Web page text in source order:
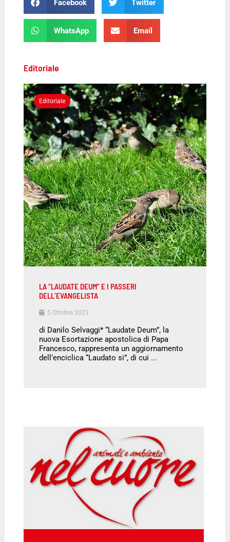
Facebook Twitter
WhatsApp Email
Editoriale
Editoriale
LA “LAUDATE DEUM” E I PASSERI
DELL’EVANGELISTA
5 Ottobre 2023
di Danilo Selvaggi* “Laudate Deum”, la
nuova Esortazione apostolica di Papa
Francesco, rappresenta un aggiornamento
dell’enciclica “Laudato si”, di cui ...